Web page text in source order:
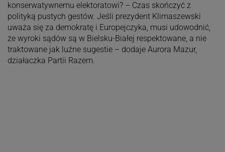
konserwatywnemu elektoratowi? – Czas skończyć z
polityką pustych gestów. Jeśli prezydent Klimaszewski
uważa się za demokratę i Europejczyka, musi udowodnić,
że wyroki sądów są w Bielsku-Białej respektowane, a nie
traktowane jak luźne sugestie – dodaje Aurora Mazur,
działaczka Partii Razem.